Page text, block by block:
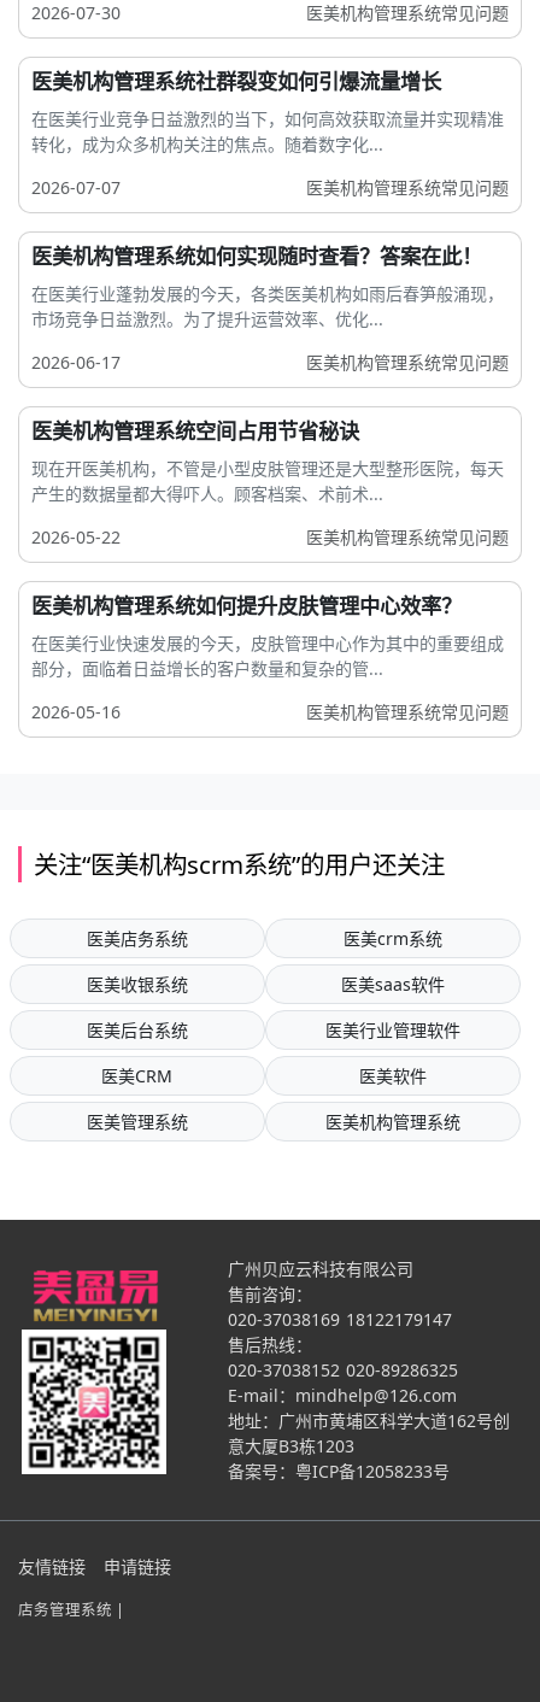
2026-07-30
医美机构管理系统常见问题
医美机构管理系统社群裂变如何引爆流量增长
在医美行业竞争日益激烈的当下，如何高效获取流量并实现精准
转化，成为众多机构关注的焦点。随着数字化...
2026-07-07
医美机构管理系统常见问题
医美机构管理系统如何实现随时查看？答案在此！
在医美行业蓬勃发展的今天，各类医美机构如雨后春笋般涌现，
市场竞争日益激烈。为了提升运营效率、优化...
2026-06-17
医美机构管理系统常见问题
医美机构管理系统空间占用节省秘诀
现在开医美机构，不管是小型皮肤管理还是大型整形医院，每天
产生的数据量都大得吓人。顾客档案、术前术...
2026-05-22
医美机构管理系统常见问题
医美机构管理系统如何提升皮肤管理中心效率？
在医美行业快速发展的今天，皮肤管理中心作为其中的重要组成
部分，面临着日益增长的客户数量和复杂的管...
2026-05-16
医美机构管理系统常见问题
关注“医美机构scrm系统”的用户还关注
医美店务系统
医美crm系统
医美收银系统
医美saas软件
医美后台系统
医美行业管理软件
医美CRM
医美软件
医美管理系统
医美机构管理系统
广州贝应云科技有限公司
售前咨询：
020-37038169 18122179147
售后热线：
020-37038152 020-89286325
E-mail：mindhelp@126.com
地址：广州市黄埔区科学大道162号创
意大厦B3栋1203
备案号： 粤ICP备12058233号
友情链接 申请链接
店务管理系统 |